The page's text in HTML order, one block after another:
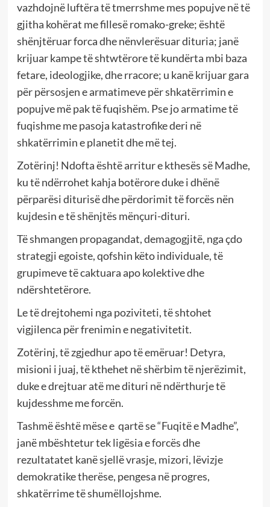
vazhdojnë luftëra të tmerrshme mes popujve në të
gjitha kohërat me fillesë romako-greke; është
shënjtëruar forca dhe nënvlerësuar dituria; janë
krijuar kampe të shtwtërore të kundërta mbi baza
fetare, ideologjike, dhe rracore; u kanë krijuar gara
për përsosjen e armatimeve për shkatërrimin e
popujve më pak të fuqishëm. Pse jo armatime të
fuqishme me pasoja katastrofike deri në
shkatërrimin e planetit dhe më tej.
Zotërinj! Ndofta është arritur e kthesës së Madhe,
ku të ndërrohet kahja botërore duke i dhënë
përparësi diturisë dhe përdorimit të forcës nën
kujdesin e të shënjtës mënçuri-dituri.
Të shmangen propagandat, demagogjitë, nga çdo
strategji egoiste, qofshin këto individuale, të
grupimeve të caktuara apo kolektive dhe
ndërshtetërore.
Le të drejtohemi nga poziviteti, të shtohet
vigjilenca për frenimin e negativitetit.
Zotërinj, të zgjedhur apo të emëruar! Detyra,
misioni i juaj, të kthehet në shërbim të njerëzimit,
duke e drejtuar atë me dituri në ndërthurje të
kujdesshme me forcën.
Tashmë është mëse e qartë se “Fuqitë e Madhe”,
janë mbështetur tek ligësia e forcës dhe
rezultatatet kanë sjellë vrasje, mizori, lëvizje
demokratike therëse, pengesa në progres,
shkatërrime të shumëllojshme.